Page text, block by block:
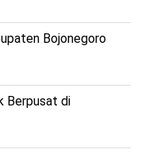
Bojonegoro
Berpusat di